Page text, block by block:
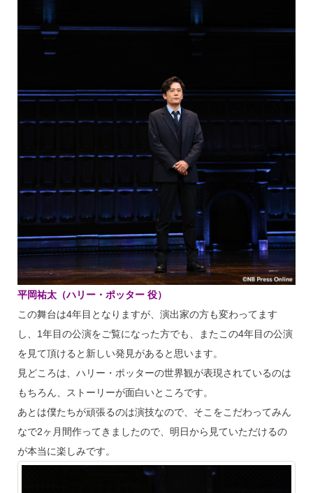
平岡祐太（ハリー・ポッター 役）
この舞台は4年目となりますが、演出家の方も変わってます
し、1年目の公演をご覧になった方でも、またこの4年目の公演
を見て頂けると新しい発見があると思います。
見どころは、ハリー・ポッターの世界観が表現されているのは
もちろん、ストーリーが面白いところです。
あとは僕たちが頑張るのは演技なので、そこをこだわってみん
なで2ヶ月間作ってきましたので、明日から見ていただけるの
が本当に楽しみです。